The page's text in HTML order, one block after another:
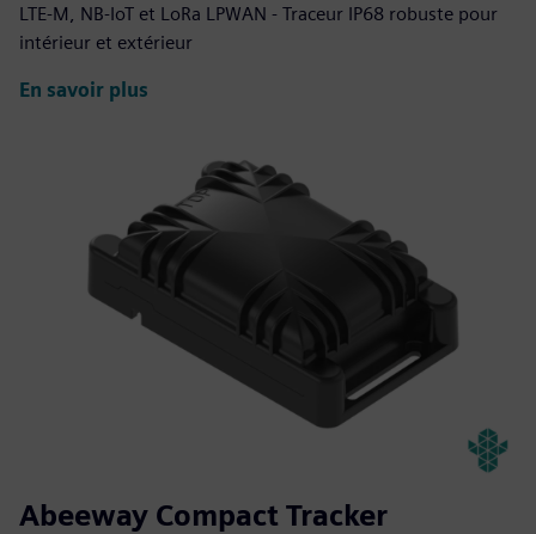
LTE-M, NB-IoT et LoRa LPWAN - Traceur IP68 robuste pour
intérieur et extérieur
En savoir plus
Abeeway Compact Tracker